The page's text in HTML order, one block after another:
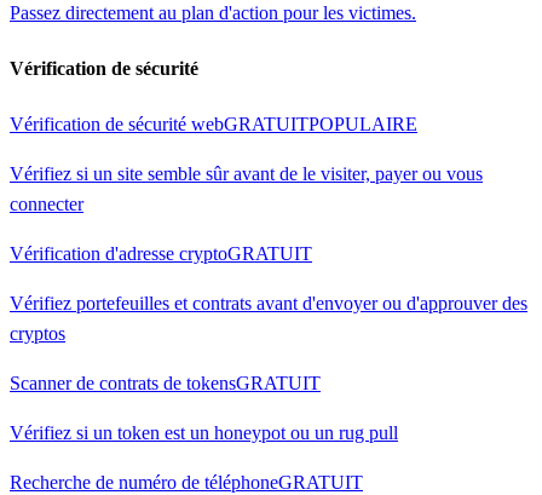
Passez directement au plan d'action pour les victimes.
Vérification de sécurité
Vérification de sécurité webGRATUITPOPULAIRE
Vérifiez si un site semble sûr avant de le visiter, payer ou vous
connecter
Vérification d'adresse cryptoGRATUIT
Vérifiez portefeuilles et contrats avant d'envoyer ou d'approuver des
cryptos
Scanner de contrats de tokensGRATUIT
Vérifiez si un token est un honeypot ou un rug pull
Recherche de numéro de téléphoneGRATUIT